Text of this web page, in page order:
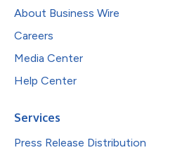
About Business Wire
Careers
Media Center
Help Center
Services
Press Release Distribution